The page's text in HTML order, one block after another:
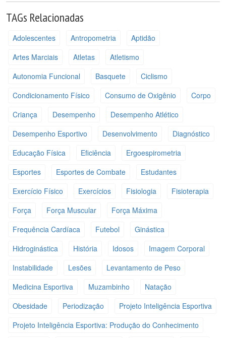
TAGs Relacionadas
Adolescentes Antropometria
Aptidão
Artes Marciais
Atletas
Atletismo
Autonomia Funcional
Basquete
Ciclismo
Condicionamento Físico
Consumo de Oxigênio
Corpo
Criança
Desempenho
Desempenho Atlético
Desempenho Esportivo
Desenvolvimento
Diagnóstico
Educação Física
Eficiência
Ergoespirometria
Esportes
Esportes de Combate
Estudantes
Exercício Físico
Exercícios Fisiologia
Fisioterapia
Força
Força Muscular
Força Máxima
Frequência Cardíaca
Futebol
Ginástica
Hidroginástica
História Idosos
Imagem Corporal
Instabilidade
Lesões
Levantamento de Peso
Medicina Esportiva
Muzambinho
Natação
Obesidade
Periodização
Projeto Inteligência Esportiva
Projeto Inteligência Esportiva: Produção do Conhecimento